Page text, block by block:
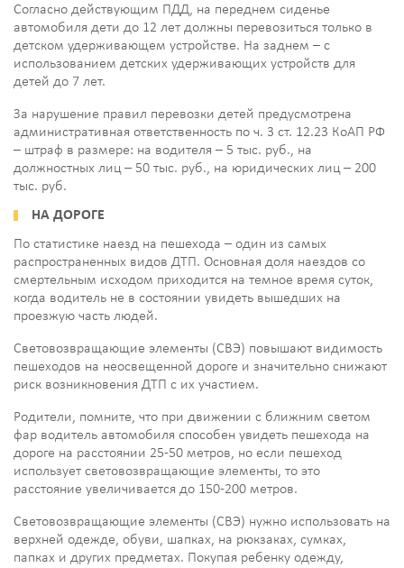
Согласно действующим ПДД, на переднем сиденье
автомобиля дети до 12 лет должны перевозиться только в
детском удерживающем устройстве. На заднем – с
использованием детских удерживающих устройств для
детей до 7 лет.
За нарушение правил перевозки детей предусмотрена
административная ответственность по ч. 3 ст. 12.23 КоАП РФ
– штраф в размере: на водителя – 5 тыс. руб., на
должностных лиц – 50 тыс. руб., на юридических лиц – 200
тыс. руб.
НА ДОРОГЕ
По статистике наезд на пешехода – один из самых
распространенных видов ДТП. Основная доля наездов со
смертельным исходом приходится на темное время суток,
когда водитель не в состоянии увидеть вышедших на
проезжую часть людей.
Световозвращающие элементы (СВЭ) повышают видимость
пешеходов на неосвещенной дороге и значительно снижают
риск возникновения ДТП с их участием.
Родители, помните, что при движении с ближним светом
фар водитель автомобиля способен увидеть пешехода на
дороге на расстоянии 25-50 метров, но если пешеход
использует световозвращающие элементы, то это
расстояние увеличивается до 150-200 метров.
Световозвращающие элементы (СВЭ) нужно использовать на
верхней одежде, обуви, шапках, на рюкзаках, сумках,
папках и других предметах. Покупая ребенку одежду,